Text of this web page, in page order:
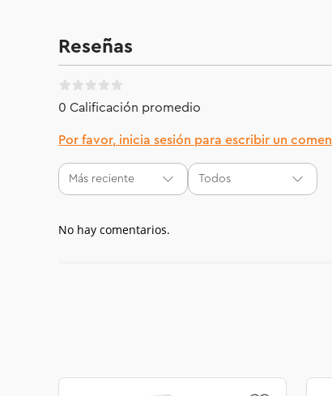
Reseñas
0 Calificación promedio
Por favor, inicia sesión para escribir un
Más reciente Todos
No hay comentarios.